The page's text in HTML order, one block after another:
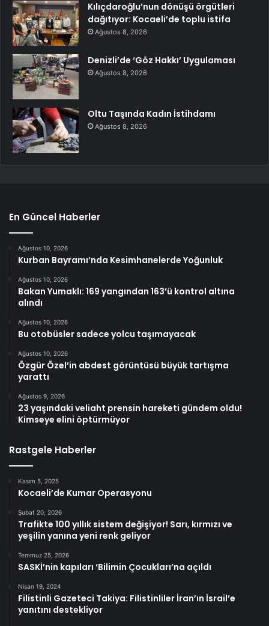
Kılıçdaroğlu’nun dönüşü örgütleri
dağıtıyor: Kocaeli’de toplu istifa
Ağustos 8, 2026
Denizli’de ‘Göz Hakkı’ Uygulaması
Ağustos 8, 2026
Oltu Taşında Kadın İstihdamı
Ağustos 8, 2026
En Güncel Haberler
Ağustos 10, 2026
Kurban Bayramı’nda Kesimhanelerde Yoğunluk
Ağustos 10, 2026
Bakan Yumaklı: 169 yangından 163’ü kontrol altına
alındı
Ağustos 10, 2026
Bu otobüsler sadece yolcu taşımayacak
Ağustos 10, 2026
Özgür Özel’in abdest görüntüsü büyük tartışma
yarattı
Ağustos 9, 2026
23 yaşındaki veliaht prensin hareketi gündem oldu!
Kimseye elini öptürmüyor
Rastgele Haberler
Kasım 5, 2025
Kocaeli’de Kumar Operasyonu
Şubat 20, 2026
Trafikte 100 yıllık sistem değişiyor! Sarı, kırmızı ve
yeşilin yanına yeni renk geliyor
Temmuz 25, 2026
SASKİ’nin kapıları ‘Bilimin Çocukları’na açıldı
Nisan 19, 2024
Filistinli Gazeteci Takiya: Filistinliler İran’ın İsrail’e
yanıtını destekliyor